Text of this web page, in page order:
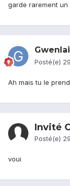
garde rarement
Posté(e)
Ah mais tu le
Invité
Posté(e)
voui